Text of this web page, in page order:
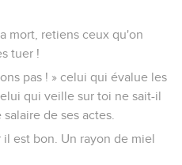
mort, retiens ceux qu'on
tuer !
pas ! » celui qui évalue les
qui veille sur toi ne sait-il
de ses actes.
est bon. Un rayon de miel